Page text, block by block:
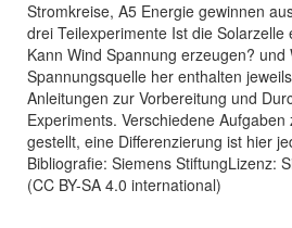
Stromkreise, A5 Energie gewinnen
drei Teilexperimente Ist die Solarzelle
Kann Wind Spannung erzeugen?
Spannungsquelle her enthalten
Anleitungen zur Vorbereitung und
Experiments. Verschiedene
gestellt, eine Differenzierung ist hier
Bibliografie: Siemens StiftungLizenz:
(CC BY-SA 4.0 international)